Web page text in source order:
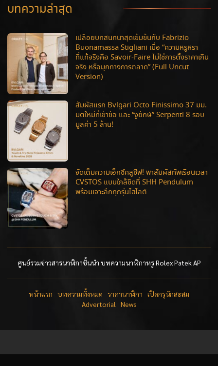
บทความล่าสุด
เปลือยบทสนทนาสุดเข้มข้นกับ Fabrizio
Buonamassa Stigliani เมื่อ “ความหรูหรา
ที่แท้จริงคือ Savoir-Faire ไม่ใช่การตั้งราคาเกิน
จริง หรือมุกทางการตลาด” (Full Uncut
Version)
สัมผัสแรก Bvlgari Octo Finissimo 37 มม.
มิติใหม่ที่เข้าข้อ และ “งูยักษ์” Serpenti 8 รอบ
มูลค่า 5 ล้าน!
จัดเต็มความเอ็กซ์คลูซีฟ! พาสัมผัสทัพเรือนเวลา
CVSTOS แบบใกล้ชิดที่ SHH Pendulum
พร้อมเจาะลึกทุกรุ่นไฮไลต์
ศูนย์รวมข่าวสารนาฬิกาชั้นนำ บทความนาฬิกาหรู Rolex Patek AP
หน้าแรก บทความทั้งหมด ราคานาฬิกา
เปิดกรุนักสะสม
Advertorial
News